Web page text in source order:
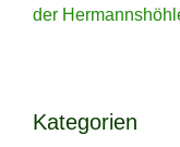
der
Kategorien